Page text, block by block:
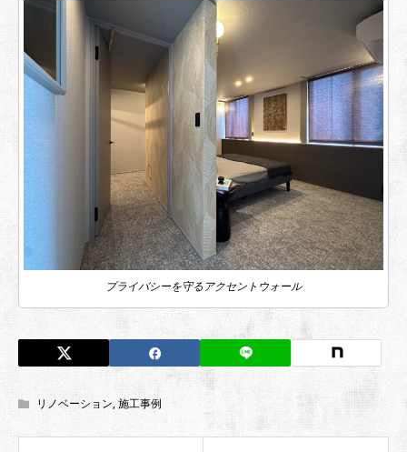
プライバシーを守るアクセントウォール
リノベーション,施工事例